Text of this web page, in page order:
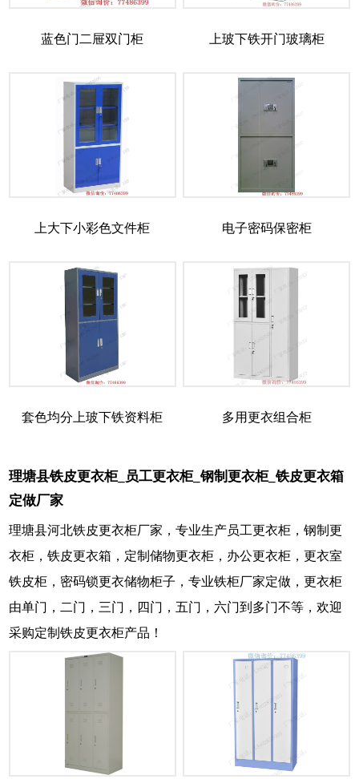
蓝色门二屉双门柜 上玻下铁开门玻璃柜
上大下小彩色文件柜 电子密码保密柜
套色均分上玻下铁资料柜 多用更衣组合柜
理塘县铁皮更衣柜_员工更衣柜_钢制更衣柜_铁皮更衣箱
定做厂家
理塘县河北铁皮更衣柜厂家，专业生产员工更衣柜，钢制更
衣柜，铁皮更衣箱，定制储物更衣柜，办公更衣柜，更衣室
铁皮柜，密码锁更衣储物柜子，专业铁柜厂家定做，更衣柜
由单门，二门，三门，四门，五门，六门到多门不等，欢迎
采购定制铁皮更衣柜产品！